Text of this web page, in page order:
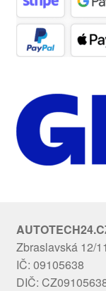
Zbraslavská 12/
IČ: 09105638
DIČ: